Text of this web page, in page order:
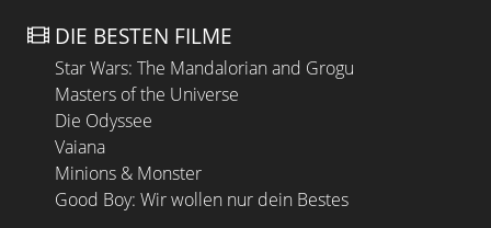
DIE BESTEN FILME
Star Wars: The Mandalorian and Grogu
Masters of the Universe
Die Odyssee
Vaiana
Minions & Monster
Good Boy: Wir wollen nur dein Bestes